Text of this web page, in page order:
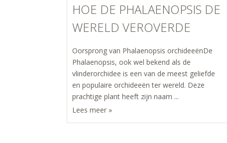
HOE DE PHALAENOPSIS DE
WERELD VEROVERDE
Oorsprong van Phalaenopsis orchideeënDe
Phalaenopsis, ook wel bekend als de
vlinderorchidee is een van de meest geliefde
en populaire orchideeën ter wereld. Deze
prachtige plant heeft zijn naam ...